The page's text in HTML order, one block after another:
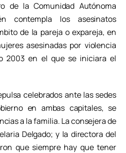
de la Comunidad Autónoma
contempla los asesinatos
de la pareja o expareja, en
asesinadas por violencia
2003 en el que se iniciara el
celebrados ante las sedes
en ambas capitales, se
a la familia. La consejera de
Delgado; y la directora del
que siempre hay que tener